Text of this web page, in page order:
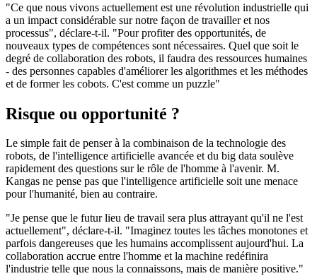
"Ce que nous vivons actuellement est une révolution industrielle qui
a un impact considérable sur notre façon de travailler et nos
processus", déclare-t-il. "Pour profiter des opportunités, de
nouveaux types de compétences sont nécessaires. Quel que soit le
degré de collaboration des robots, il faudra des ressources humaines
- des personnes capables d'améliorer les algorithmes et les méthodes
et de former les cobots. C'est comme un puzzle"
Risque ou opportunité ?
Le simple fait de penser à la combinaison de la technologie des
robots, de l'intelligence artificielle avancée et du big data soulève
rapidement des questions sur le rôle de l'homme à l'avenir. M.
Kangas ne pense pas que l'intelligence artificielle soit une menace
pour l'humanité, bien au contraire.
"Je pense que le futur lieu de travail sera plus attrayant qu'il ne l'est
actuellement", déclare-t-il. "Imaginez toutes les tâches monotones et
parfois dangereuses que les humains accomplissent aujourd'hui. La
collaboration accrue entre l'homme et la machine redéfinira
l'industrie telle que nous la connaissons, mais de manière positive."